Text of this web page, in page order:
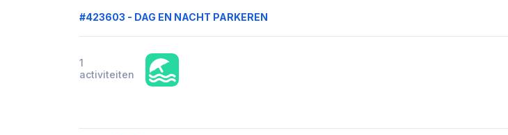
#423603 - DAG EN NACHT PARKEREN
1
activiteiten